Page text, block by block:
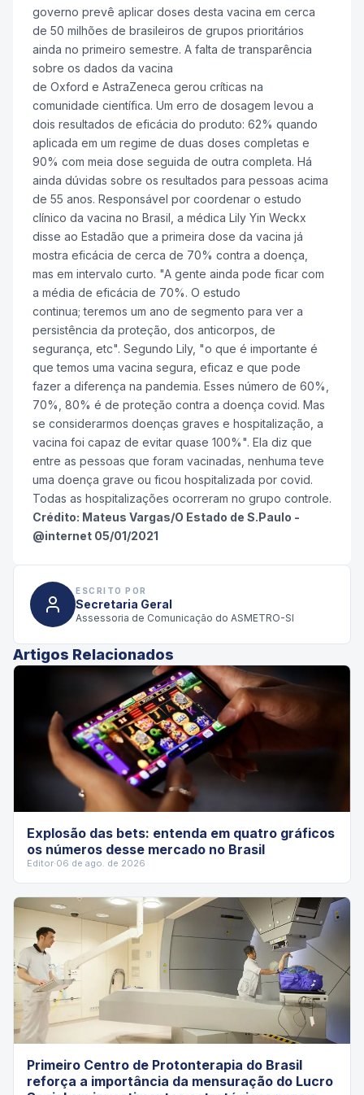
governo prevê aplicar doses desta vacina em cerca
de 50 milhões de brasileiros de grupos prioritários
ainda no primeiro semestre. A falta de transparência
sobre os dados da vacina
de Oxford e AstraZeneca gerou críticas na
comunidade científica. Um erro de dosagem levou a
dois resultados de eficácia do produto: 62% quando
aplicada em um regime de duas doses completas e
90% com meia dose seguida de outra completa. Há
ainda dúvidas sobre os resultados para pessoas acima
de 55 anos. Responsável por coordenar o estudo
clínico da vacina no Brasil, a médica Lily Yin Weckx
disse ao Estadão que a primeira dose da vacina já
mostra eficácia de cerca de 70% contra a doença,
mas em intervalo curto. "A gente ainda pode ficar com
a média de eficácia de 70%. O estudo
continua; teremos um ano de segmento para ver a
persistência da proteção, dos anticorpos, de
segurança, etc". Segundo Lily, "o que é importante é
que temos uma vacina segura, eficaz e que pode
fazer a diferença na pandemia. Esses número de 60%,
70%, 80% é de proteção contra a doença covid. Mas
se considerarmos doenças graves e hospitalização, a
vacina foi capaz de evitar quase 100%". Ela diz que
entre as pessoas que foram vacinadas, nenhuma teve
uma doença grave ou ficou hospitalizada por covid.
Todas as hospitalizações ocorreram no grupo controle.
Crédito: Mateus Vargas/O Estado de S.Paulo -
@internet 05/01/2021
ESCRITO POR
Secretaria Geral
Assessoria de Comunicação do ASMETRO-SI
Artigos Relacionados
Explosão das bets: entenda em quatro gráficos
os números desse mercado no Brasil
Editor·06 de ago. de 2026
Primeiro Centro de Protonterapia do Brasil
reforça a importância da mensuração do Lucro